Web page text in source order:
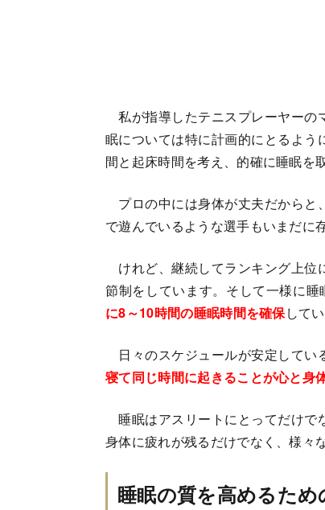
私が指導したテニスプレーヤーの
眠については特に計画的にとるよ
間と起床時間を考え、的確に睡眠を
プロの中には身体が丈夫だからと
で遊んでいるような選手もいまだに
けれど、継続してランキング上位
節制をしています。そして一様に睡
に8～10時間の睡眠時間を確保してい
日々のスケジュールが安定してい
寝て同じ時間に起きることが心と身
睡眠はアスリートにとってだけで
身体に疲れが残るだけでなく、様々
睡眠の質を高めるた